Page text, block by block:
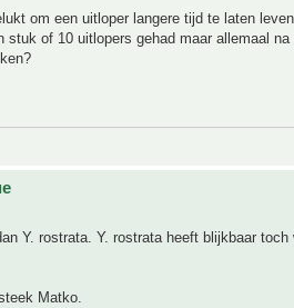
om een uitloper langere tijd te laten
of 10 uitlopers gehad maar allemaal na
Y. rostrata. Y. rostrata heeft blijkbaar toch
Matko.